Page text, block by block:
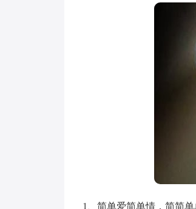
1、简单爱简单情，简简